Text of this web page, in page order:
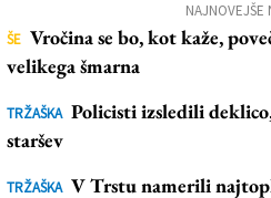
NAJNOVEJŠE
ŠE Vročina se bo, kot kaže,
velikega šmarna
TRŽAŠKA Policisti izsledili
staršev
TRŽAŠKA V Trstu namerili